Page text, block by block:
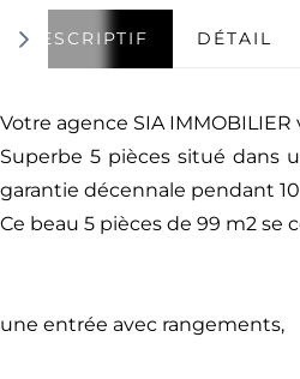
DESCRIPTIF DÉTAIL
Votre agence SIA IMMOBILIER
Superbe 5 pièces situé dans
garantie décennale pendant
Ce beau 5 pièces de 99 m2 se
une entrée avec rangements,